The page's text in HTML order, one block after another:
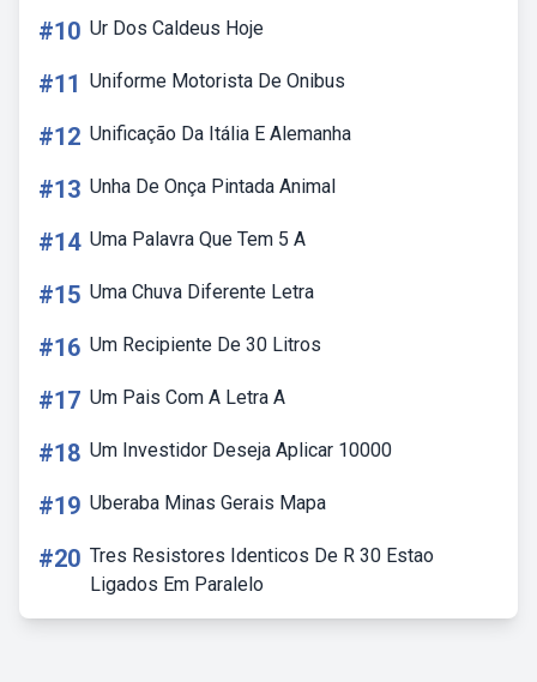
#10 Ur Dos Caldeus Hoje
#11 Uniforme Motorista De Onibus
#12 Unificação Da Itália E Alemanha
#13 Unha De Onça Pintada Animal
#14 Uma Palavra Que Tem 5 A
#15 Uma Chuva Diferente Letra
#16 Um Recipiente De 30 Litros
#17 Um Pais Com A Letra A
#18 Um Investidor Deseja Aplicar 10000
#19 Uberaba Minas Gerais Mapa
#20 Tres Resistores Identicos De R 30 Estao
Ligados Em Paralelo